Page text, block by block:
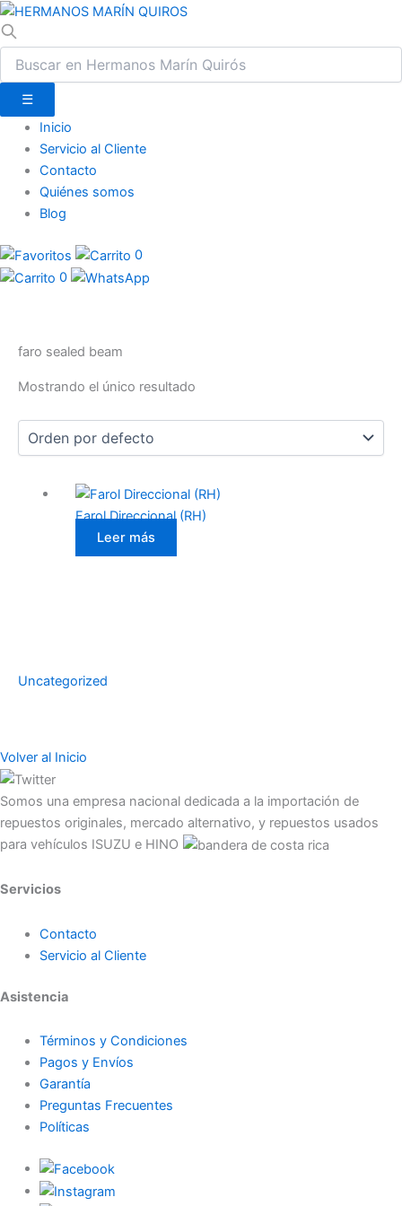
☰
Inicio
Servicio al Cliente
Contacto
Quiénes somos
Blog
0
0
Uncategorized
faro sealed beam
Mostrando el único resultado
Farol Direccional (RH)
Leer más
Volver al Inicio
Somos una empresa nacional dedicada a la importación de
repuestos originales, mercado alternativo, y repuestos usados
para vehículos ISUZU e HINO
Servicios
Contacto
Servicio al Cliente
Asistencia
Términos y Condiciones
Pagos y Envíos
Garantía
Preguntas Frecuentes
Políticas